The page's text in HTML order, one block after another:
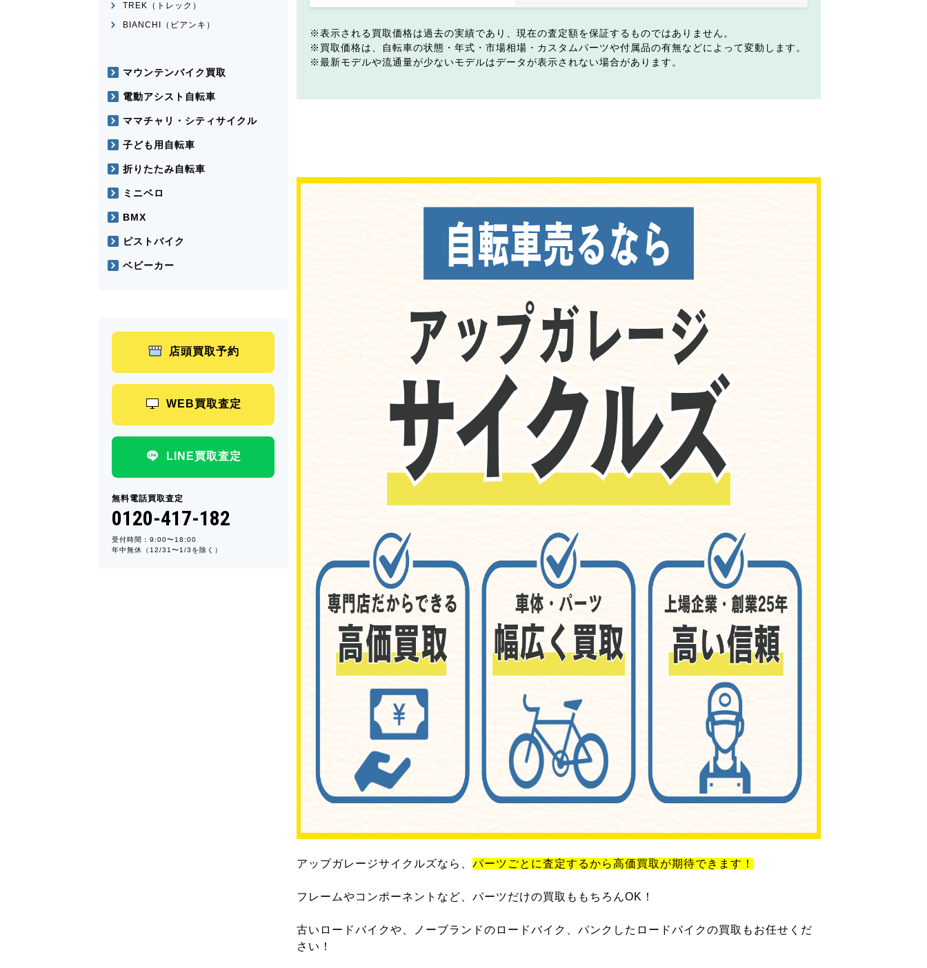
表示される買取価格は過去の実績であり、現在の査定額を保証するものではありません。
買取価格は、自転車の状態・年式・市場相場・カスタムパーツや付属品の有無などによって変動します。
最新モデルや流通量が少ないモデルはデータが表示されない場合があります。
アップガレージサイクルズなら、 パーツごとに査定するから高価買取が期待できます！
フレームやコンポーネントなど、パーツだけの買取ももちろんOK！
古いロードバイクや、ノーブランドのロードバイク、パンクしたロードバイクの買取もお任せくだ
さい！
TREK（トレック）
BIANCHI（ビアンキ）
マウンテンバイク買取
電動アシスト自転車
ママチャリ・シティサイクル
子ども用自転車
折りたたみ自転車
ミニベロ
BMX
ピストバイク
ベビーカー
店頭買取予約
WEB買取査定
LINE買取査定
無料電話買取査定
0120-417-182
受付時間：9:00〜18:00
年中無休（12/31〜1/3を除く）